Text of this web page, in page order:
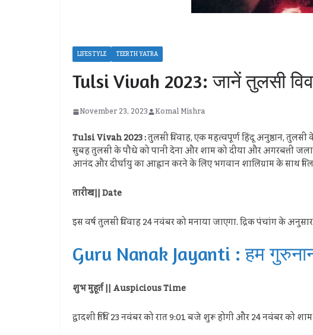
LIFESTYLE TEERTH YATRA
Tulsi Vivah 2023: जानें तुलसी
November 23, 2023 Komal Mishra
Tulsi Vivah 2023 :तुलसी विवाह, एक महत्वपूर्ण हिंदू अनुष्ठान,
सुबह तुलसी के पौधे को पानी देना और शाम को दीया और अगरबत्ती
आनंद और दीर्घायु का आह्वान करने के लिए भगवान शालिग्राम के साथ
तारीख|| Date
इस वर्ष तुलसी विवाह 24 नवंबर को मनाया जाएगा. द्रिक पंचांग के
Guru Nanak Jayanti : हम
शुभ मुहूर्त || Auspicious Time
द्वादशी तिथि 23 नवंबर को रात 9:01 बजे शुरू होगी और 24 नवंबर को